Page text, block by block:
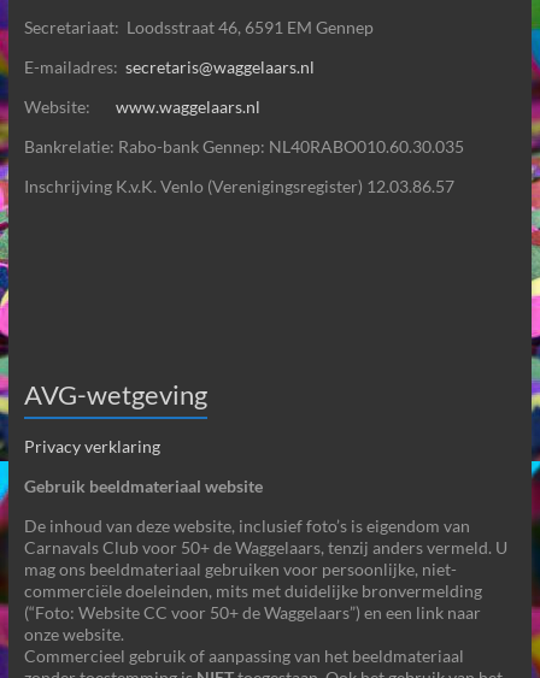
Secretariaat: Loodsstraat 46, 6591 EM Gennep
E-mailadres: secretaris@waggelaars.nl
Website: www.waggelaars.nl
Bankrelatie: Rabo-bank Gennep: NL40RABO010.60.30.035
Inschrijving K.v.K. Venlo (Verenigingsregister) 12.03.86.57
AVG-wetgeving
Privacy verklaring
Gebruik beeldmateriaal website
De inhoud van deze website, inclusief foto’s is eigendom van
Carnavals Club voor 50+ de Waggelaars, tenzij anders vermeld. U
mag ons beeldmateriaal gebruiken voor persoonlijke, niet-
commerciële doeleinden, mits met duidelijke bronvermelding
(“Foto: Website CC voor 50+ de Waggelaars”) en een link naar
onze website.
Commercieel gebruik of aanpassing van het beeldmateriaal